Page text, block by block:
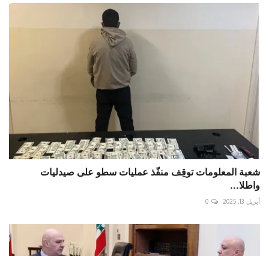
شعبة المعلومات توقِف منفّذ عمليات سطو على صيدليات
واطلا...
أبريل 13, 2025 0